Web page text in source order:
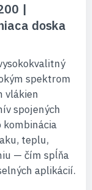
|
doska
spektrom
vlákien
spojených
kombinácia
teplu,
— čím spĺňa
aplikácií.